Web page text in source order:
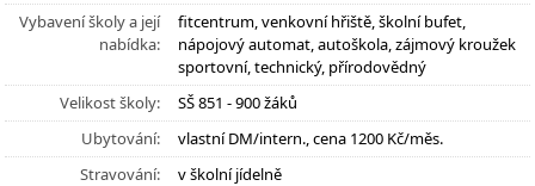
Vybavení školy a její
nabídka:
fitcentrum, venkovní hřiště, školní bufet,
nápojový automat, autoškola, zájmový kroužek
sportovní, technický, přírodovědný
Velikost školy:
SŠ 851 - 900 žáků
Ubytování:
vlastní DM/intern., cena 1200 Kč/měs.
Stravování:
v školní jídelně